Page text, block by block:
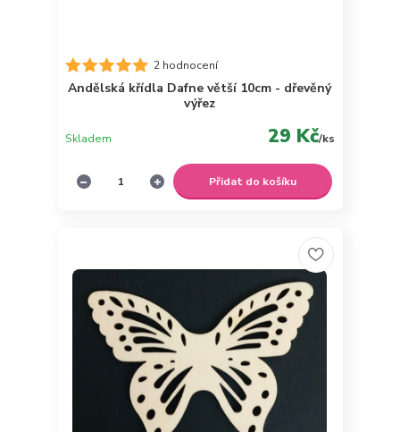
2 hodnocení
Andělská křídla Dafne větší 10cm - dřevěný
výřez
29 Kč/ks
Skladem
Přidat do košíku